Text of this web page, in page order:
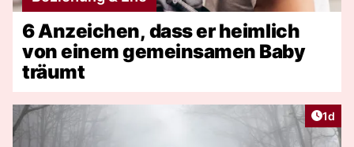
6 Anzeichen, dass er heimlich
von einem gemeinsamen Baby
träumt
1d